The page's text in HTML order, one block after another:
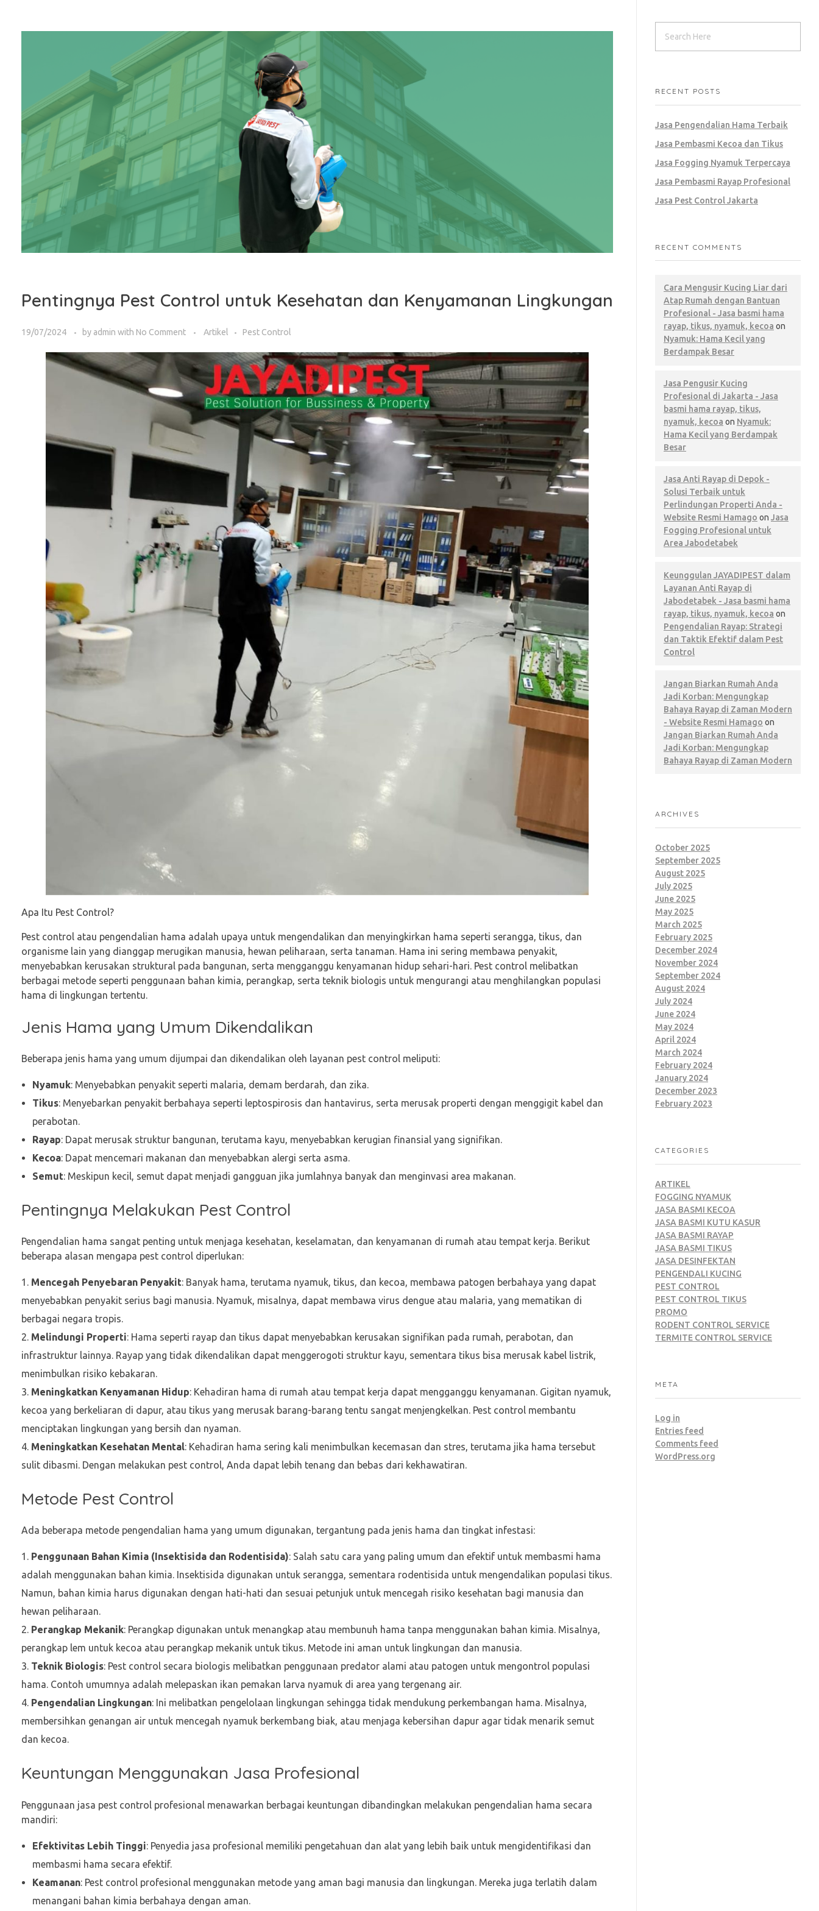
Pentingnya Pest Control untuk Kesehatan dan Kenyamanan Lingkungan
19/07/2024 by admin with No Comment Artikel Pest Control
Apa Itu Pest Control?
Pest control atau pengendalian hama adalah upaya untuk mengendalikan dan menyingkirkan hama seperti serangga, tikus, dan
organisme lain yang dianggap merugikan manusia, hewan peliharaan, serta tanaman. Hama ini sering membawa penyakit,
menyebabkan kerusakan struktural pada bangunan, serta mengganggu kenyamanan hidup sehari-hari. Pest control melibatkan
berbagai metode seperti penggunaan bahan kimia, perangkap, serta teknik biologis untuk mengurangi atau menghilangkan populasi
hama di lingkungan tertentu.
Jenis Hama yang Umum Dikendalikan
Beberapa jenis hama yang umum dijumpai dan dikendalikan oleh layanan pest control meliputi:
Nyamuk: Menyebabkan penyakit seperti malaria, demam berdarah, dan zika.
Tikus: Menyebarkan penyakit berbahaya seperti leptospirosis dan hantavirus, serta merusak properti dengan menggigit kabel dan
perabotan.
Rayap: Dapat merusak struktur bangunan, terutama kayu, menyebabkan kerugian finansial yang signifikan.
Kecoa: Dapat mencemari makanan dan menyebabkan alergi serta asma.
Semut: Meskipun kecil, semut dapat menjadi gangguan jika jumlahnya banyak dan menginvasi area makanan.
Pentingnya Melakukan Pest Control
Pengendalian hama sangat penting untuk menjaga kesehatan, keselamatan, dan kenyamanan di rumah atau tempat kerja. Berikut
beberapa alasan mengapa pest control diperlukan:
Mencegah Penyebaran Penyakit: Banyak hama, terutama nyamuk, tikus, dan kecoa, membawa patogen berbahaya yang dapat
menyebabkan penyakit serius bagi manusia. Nyamuk, misalnya, dapat membawa virus dengue atau malaria, yang mematikan di
berbagai negara tropis.
Melindungi Properti: Hama seperti rayap dan tikus dapat menyebabkan kerusakan signifikan pada rumah, perabotan, dan
infrastruktur lainnya. Rayap yang tidak dikendalikan dapat menggerogoti struktur kayu, sementara tikus bisa merusak kabel listrik,
menimbulkan risiko kebakaran.
Meningkatkan Kenyamanan Hidup: Kehadiran hama di rumah atau tempat kerja dapat mengganggu kenyamanan. Gigitan nyamuk,
kecoa yang berkeliaran di dapur, atau tikus yang merusak barang-barang tentu sangat menjengkelkan. Pest control membantu
menciptakan lingkungan yang bersih dan nyaman.
Meningkatkan Kesehatan Mental: Kehadiran hama sering kali menimbulkan kecemasan dan stres, terutama jika hama tersebut
sulit dibasmi. Dengan melakukan pest control, Anda dapat lebih tenang dan bebas dari kekhawatiran.
Metode Pest Control
Ada beberapa metode pengendalian hama yang umum digunakan, tergantung pada jenis hama dan tingkat infestasi:
Penggunaan Bahan Kimia (Insektisida dan Rodentisida): Salah satu cara yang paling umum dan efektif untuk membasmi hama
adalah menggunakan bahan kimia. Insektisida digunakan untuk serangga, sementara rodentisida untuk mengendalikan populasi tikus.
Namun, bahan kimia harus digunakan dengan hati-hati dan sesuai petunjuk untuk mencegah risiko kesehatan bagi manusia dan
hewan peliharaan.
Perangkap Mekanik: Perangkap digunakan untuk menangkap atau membunuh hama tanpa menggunakan bahan kimia. Misalnya,
perangkap lem untuk kecoa atau perangkap mekanik untuk tikus. Metode ini aman untuk lingkungan dan manusia.
Teknik Biologis: Pest control secara biologis melibatkan penggunaan predator alami atau patogen untuk mengontrol populasi
hama. Contoh umumnya adalah melepaskan ikan pemakan larva nyamuk di area yang tergenang air.
Pengendalian Lingkungan: Ini melibatkan pengelolaan lingkungan sehingga tidak mendukung perkembangan hama. Misalnya,
membersihkan genangan air untuk mencegah nyamuk berkembang biak, atau menjaga kebersihan dapur agar tidak menarik semut
dan kecoa.
Keuntungan Menggunakan Jasa Profesional
Penggunaan jasa pest control profesional menawarkan berbagai keuntungan dibandingkan melakukan pengendalian hama secara
mandiri:
Efektivitas Lebih Tinggi: Penyedia jasa profesional memiliki pengetahuan dan alat yang lebih baik untuk mengidentifikasi dan
membasmi hama secara efektif.
Keamanan: Pest control profesional menggunakan metode yang aman bagi manusia dan lingkungan. Mereka juga terlatih dalam
menangani bahan kimia berbahaya dengan aman.
RECENT POSTS
Jasa Pengendalian Hama Terbaik
Jasa Pembasmi Kecoa dan Tikus
Jasa Fogging Nyamuk Terpercaya
Jasa Pembasmi Rayap Profesional
Jasa Pest Control Jakarta
RECENT COMMENTS
Cara Mengusir Kucing Liar dari
Atap Rumah dengan Bantuan
Profesional - Jasa basmi hama
rayap, tikus, nyamuk, kecoa on
Nyamuk: Hama Kecil yang
Berdampak Besar
Jasa Pengusir Kucing
Profesional di Jakarta - Jasa
basmi hama rayap, tikus,
nyamuk, kecoa on Nyamuk:
Hama Kecil yang Berdampak
Besar
Jasa Anti Rayap di Depok -
Solusi Terbaik untuk
Perlindungan Properti Anda -
Website Resmi Hamago on Jasa
Fogging Profesional untuk
Area Jabodetabek
Keunggulan JAYADIPEST dalam
Layanan Anti Rayap di
Jabodetabek - Jasa basmi hama
rayap, tikus, nyamuk, kecoa on
Pengendalian Rayap: Strategi
dan Taktik Efektif dalam Pest
Control
Jangan Biarkan Rumah Anda
Jadi Korban: Mengungkap
Bahaya Rayap di Zaman Modern
- Website Resmi Hamago on
Jangan Biarkan Rumah Anda
Jadi Korban: Mengungkap
Bahaya Rayap di Zaman Modern
ARCHIVES
October 2025
September 2025
August 2025
July 2025
June 2025
May 2025
March 2025
February 2025
December 2024
November 2024
September 2024
August 2024
July 2024
June 2024
May 2024
April 2024
March 2024
February 2024
January 2024
December 2023
February 2023
CATEGORIES
ARTIKEL
FOGGING NYAMUK
JASA BASMI KECOA
JASA BASMI KUTU KASUR
JASA BASMI RAYAP
JASA BASMI TIKUS
JASA DESINFEKTAN
PENGENDALI KUCING
PEST CONTROL
PEST CONTROL TIKUS
PROMO
RODENT CONTROL SERVICE
TERMITE CONTROL SERVICE
META
Log in
Entries feed
Comments feed
WordPress.org